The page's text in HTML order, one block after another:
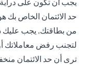
يجب أن تكون على دراية
حد الائتمان الخاص بك
من بطاقتك. يجب عليك
لتجنب رفض معاملاتك
ترى أن حد الائتمان